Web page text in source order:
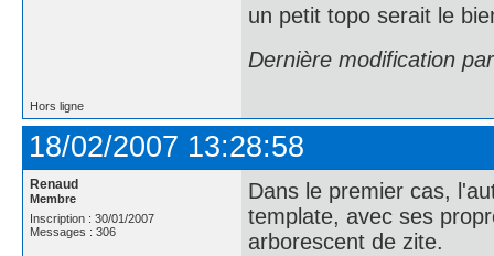
un petit topo serait le
Dernière modification
Hors ligne
18/02/2007 13:28:58
Renaud
Membre
Inscription : 30/01/2007
Messages : 306
Dans le premier cas,
template, avec ses
arborescent de zite.